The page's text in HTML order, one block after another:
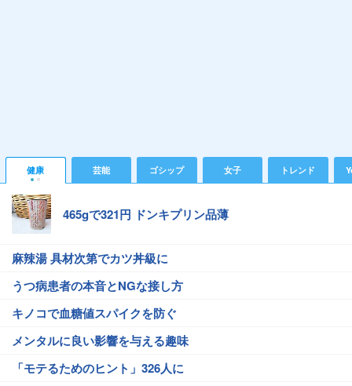
健康 芸能 ゴシップ 女子 トレンド
465gで321円 ドンキプリン品薄
麻辣湯 具材次第でカツ丼級に
うつ病患者の本音とNGな接し方
キノコで血糖値スパイクを防ぐ
メンタルに良い影響を与える趣味
「モテるためのヒント」326人に